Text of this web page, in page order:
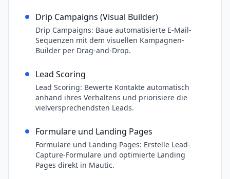
Drip Campaigns (Visual Builder)
Drip Campaigns: Baue automatisierte E-Mail-
Sequenzen mit dem visuellen Kampagnen-
Builder per Drag-and-Drop.
Lead Scoring
Lead Scoring: Bewerte Kontakte automatisch
anhand ihres Verhaltens und priorisiere die
vielversprechendsten Leads.
Formulare und Landing Pages
Formulare und Landing Pages: Erstelle Lead-
Capture-Formulare und optimierte Landing
Pages direkt in Mautic.